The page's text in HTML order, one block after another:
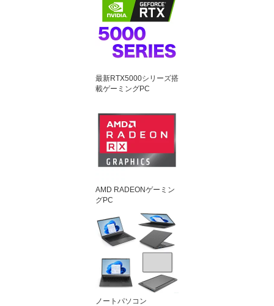
最新RTX5000シリーズ搭
載ゲーミングPC
AMD RADEONゲーミン
グPC
ノートパソコン